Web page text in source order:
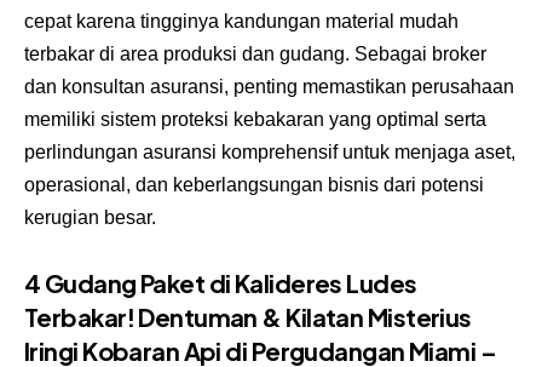
cepat karena tingginya kandungan material mudah
terbakar di area produksi dan gudang. Sebagai broker
dan konsultan asuransi, penting memastikan perusahaan
memiliki sistem proteksi kebakaran yang optimal serta
perlindungan asuransi komprehensif untuk menjaga aset,
operasional, dan keberlangsungan bisnis dari potensi
kerugian besar.
4 Gudang Paket di Kalideres Ludes
Terbakar! Dentuman & Kilatan Misterius
Iringi Kobaran Api di Pergudangan Miami –